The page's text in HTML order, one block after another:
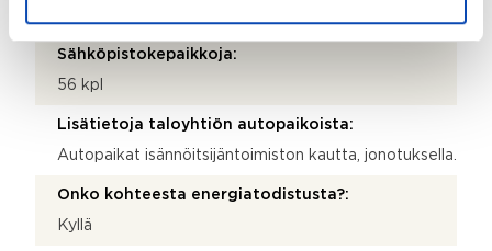
Sähköpistokepaikkoja:
56 kpl
Lisätietoja taloyhtiön autopaikoista:
Autopaikat isännöitsijäntoimiston kautta, jonotuksella.
Onko kohteesta energiatodistusta?:
Kyllä